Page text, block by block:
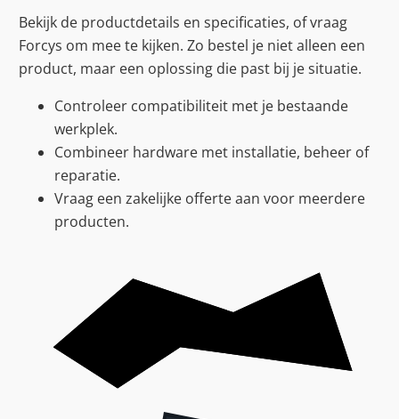
Bekijk de productdetails en specificaties, of vraag
Forcys om mee te kijken. Zo bestel je niet alleen een
product, maar een oplossing die past bij je situatie.
Controleer compatibiliteit met je bestaande
werkplek.
Combineer hardware met installatie, beheer of
reparatie.
Vraag een zakelijke offerte aan voor meerdere
producten.